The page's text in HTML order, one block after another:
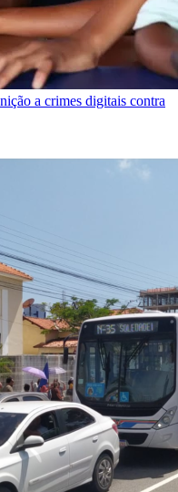
a crimes digitais contra